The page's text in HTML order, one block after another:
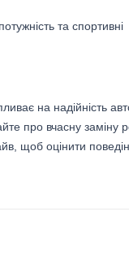
та спортивні
на надійність
про вчасну заміну
щоб оцінити